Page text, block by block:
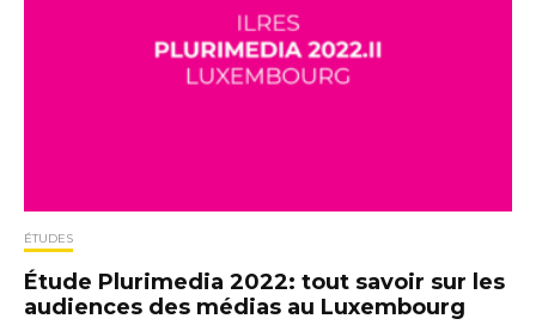
ÉTUDES
Étude Plurimedia 2022: tout savoir sur les
audiences des médias au Luxembourg